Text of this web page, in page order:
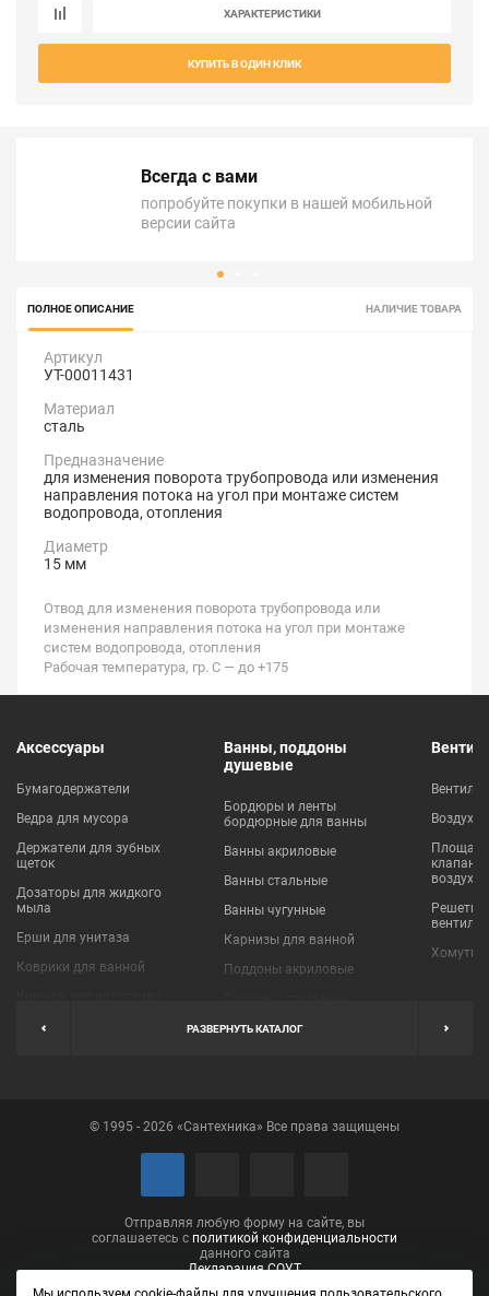
ХАРАКТЕРИСТИКИ
КУПИТЬ В ОДИН КЛИК
Всегда с вами
попробуйте покупки в нашей мобильной
версии сайта
ПОЛНОЕ ОПИСАНИЕ НАЛИЧИЕ ТОВАРА
Артикул
УТ-00011431
Материал
сталь
Предназначение
для изменения поворота трубопровода или изменения
направления потока на угол при монтаже систем
водопровода, отопления
Диаметр
15 мм
Отвод для изменения поворота трубопровода или
изменения направления потока на угол при монтаже
систем водопровода, отопления
Рабочая температура, гр. С — до +175
Аксессуары
Бумагодержатели
Ведра для мусора
Держатели для зубных
щеток
Дозаторы для жидкого
мыла
Ерши для унитаза
Коврики для ванной
Мыльницы
Полотенцедержатели
Сушилки для белья
Ванны, поддоны
душевые
Бордюры и ленты
бордюрные для ванны
Ванны акриловые
Ванны стальные
Ванны чугунные
Карнизы для ванной
Поддоны акриловые
Пробки для ванн
клапаны
Решетки
Хомуты
РАЗВЕРНУТЬ КАТАЛОГ
© 1995 - 2026 «Сантехника» Все права защищены
Отправляя любую форму на сайте, вы
соглашаетесь с политикой конфиденциальности
данного сайта
Декларация СОУТ